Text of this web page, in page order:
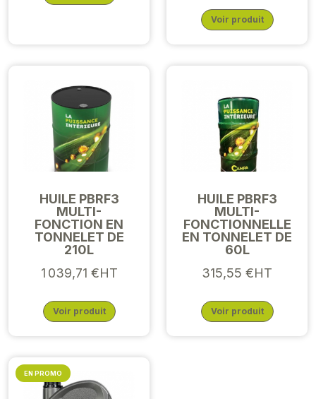
Voir produit
HUILE PBRF3
MULTI-
FONCTION EN
TONNELET DE
210L
1 039,71 €HT
Voir produit
HUILE PBRF3
MULTI-
FONCTIONNELLE
EN TONNELET DE
60L
315,55 €HT
Voir produit
EN PROMO